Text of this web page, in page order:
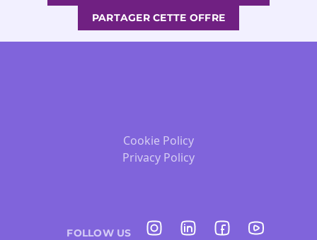
PARTAGER CETTE OFFRE
Cookie Policy
Privacy Policy
FOLLOW US